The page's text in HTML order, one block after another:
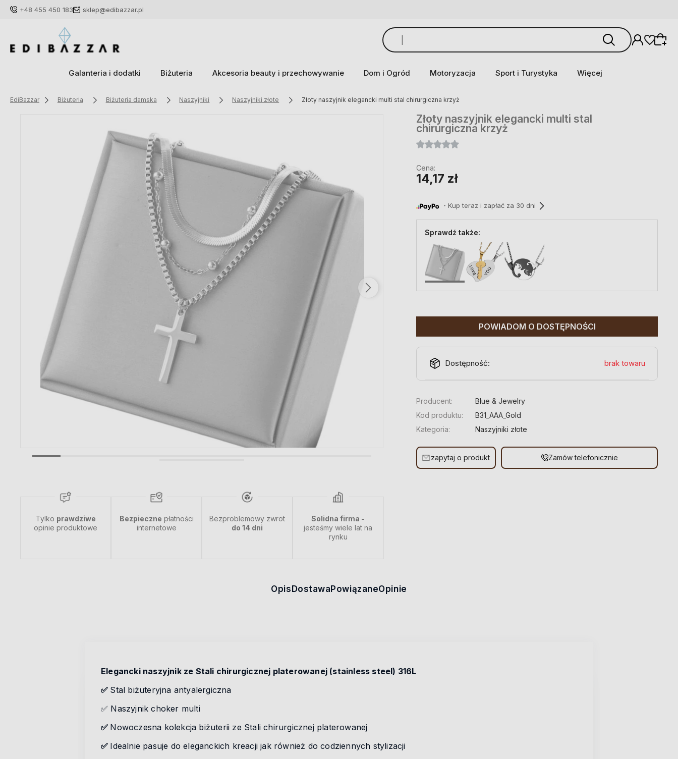
+48 455 450 183 sklep@edibazzar.pl
Galanteria i dodatki Biżuteria Akcesoria beauty i przechowywanie Dom i Ogród Motoryzacja Sport i Turystyka Więcej
EdiBazzar Biżuteria Biżuteria damska Naszyjniki Naszyjniki złote Złoty naszyjnik elegancki multi stal chirurgiczna krzyż
Tylko prawdziwe
opinie produktowe
Bezpieczne płatności
internetowe
Bezproblemowy zwrot
do 14 dni
Solidna firma -
jesteśmy wiele lat na
rynku
Złoty naszyjnik elegancki multi stal
chirurgiczna krzyż
Cena:
14,17 zł
・Kup teraz i zapłać za 30 dni
Sprawdź także:
POWIADOM O DOSTĘPNOŚCI
Dostępność: brak towaru
Producent:
Blue & Jewelry
Kod produktu:
B31_AAA_Gold
Kategoria:
Naszyjniki złote
zapytaj o produkt Zamów telefonicznie
Opis Dostawa PowiązaneOpinie
Elegancki naszyjnik ze Stali chirurgicznej platerowanej (stainless steel) 316L
✅ Stal biżuteryjna antyalergiczna
✅ Naszyjnik choker multi
✅ Nowoczesna kolekcja biżuterii ze Stali chirurgicznej platerowanej
✅ Idealnie pasuje do eleganckich kreacji jak również do codziennych stylizacji